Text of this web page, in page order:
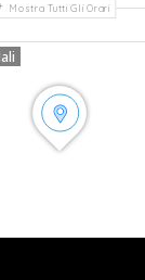
Mostra Tutti Gli Orari